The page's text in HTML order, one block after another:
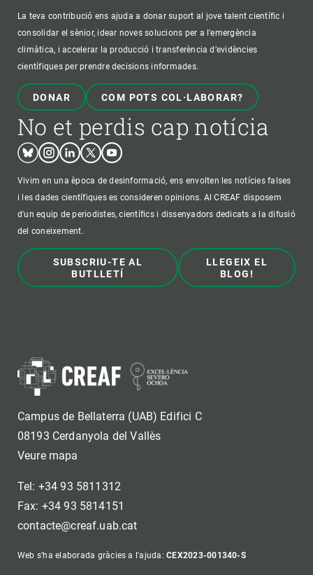
La teva contribució ens ajuda a donar suport al jove talent científic i
consolidar el sènior, idear noves solucions per a l'emergència
climàtica, i accelerar la producció i transferència d’evidències
científiques per prendre decisions informades.
DONAR COM POTS COL·LABORAR?
No et perdis cap notícia
BlueskyInstagram
LinkedinTwitterYoutube
Vivim en una època de desinformació, ens envolten les notícies falses
i les dades científiques es consideren opinions. Al CREAF disposem
d'un equip de periodistes, científics i dissenyadors dedicats a la difusió
del coneixement.
SUBSCRIU-TE AL
BUTLLETÍ
LLEGEIX EL
BLOG!
Campus de Bellaterra (UAB) Edifici C
08193 Cerdanyola del Vallès
Veure mapa
Tel: +34 93 5811312
Fax: +34 93 5814151
contacte@creaf.uab.cat
Web s'ha elaborada gràcies a l'ajuda:CEX2023-001340-S